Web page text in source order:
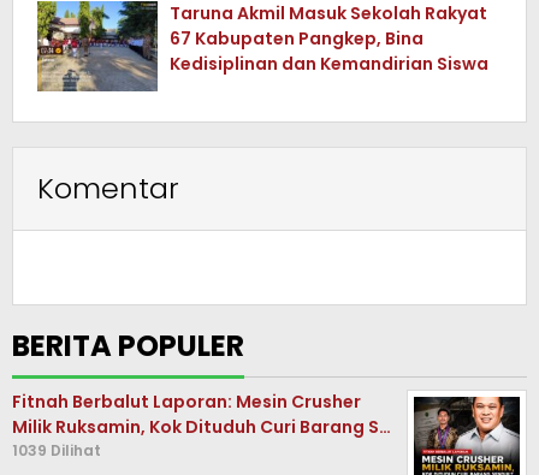
Taruna Akmil Masuk Sekolah Rakyat
67 Kabupaten Pangkep, Bina
Kedisiplinan dan Kemandirian Siswa
Komentar
BERITA POPULER
Fitnah Berbalut Laporan: Mesin Crusher
Milik Ruksamin, Kok Dituduh Curi Barang S…
1039 Dilihat